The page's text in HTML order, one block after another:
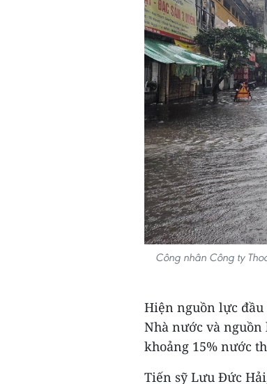
Công nhân Công ty
Hiện nguồn lực
Nhà nước và nguồn
khoảng 15% nước
Tiến sỹ Lưu Đức